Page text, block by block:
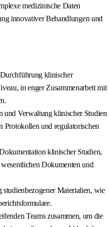
medizinische Daten
innovativer Behandlungen und
klinischer
in enger Zusammenarbeit mit
und Verwaltung klinischer Studien
Protokollen und regulatorischen
klinischer Studien,
Dokumenten und
studienbezogener Materialien, wie
Teams zusammen, um die